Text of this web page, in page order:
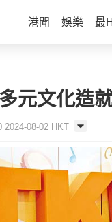
港聞 娛樂 最
元文化造
2024-08-02 HKT